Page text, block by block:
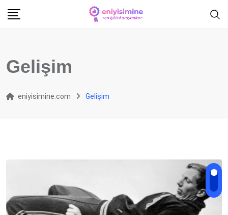
Gelişim
eniyisimine.com Gelişim